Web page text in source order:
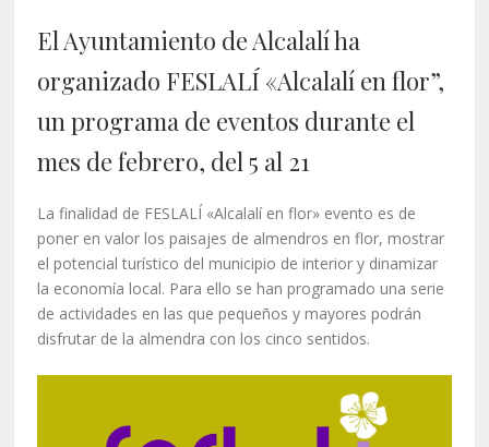
El Ayuntamiento de Alcalalí ha
organizado FESLALÍ «Alcalalí en flor”,
un programa de eventos durante el
mes de febrero, del 5 al 21
La finalidad de FESLALÍ «Alcalalí en flor» evento es de
poner en valor los paisajes de almendros en flor, mostrar
el potencial turístico del municipio de interior y dinamizar
la economía local. Para ello se han programado una serie
de actividades en las que pequeños y mayores podrán
disfrutar de la almendra con los cinco sentidos.